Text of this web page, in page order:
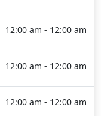
12:00 am - 12:00 am
12:00 am - 12:00 am
12:00 am - 12:00 am